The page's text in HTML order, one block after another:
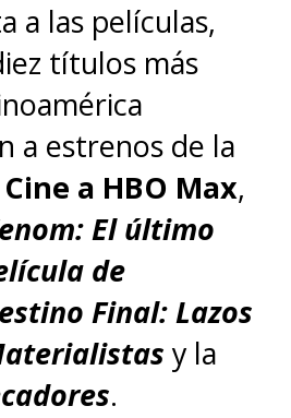
a las películas,
títulos más
a estrenos de la
a HBO Max,
El último
de
Final: Lazos
y la
.